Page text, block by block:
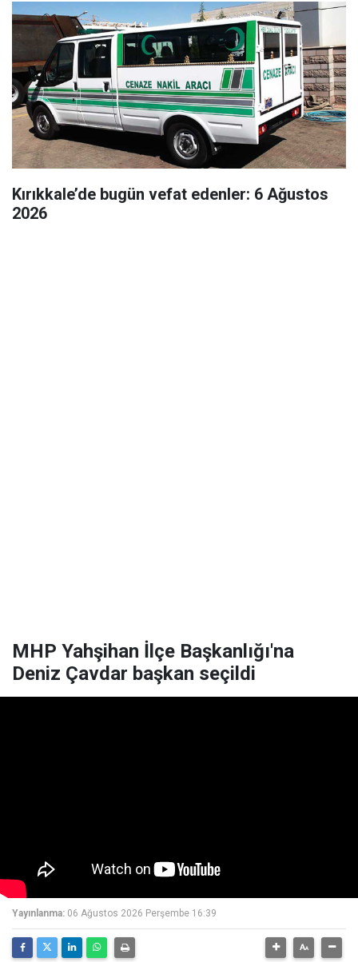
Kırıkkale’de bugün vefat edenler: 6 Ağustos
2026
MHP Yahşihan İlçe Başkanlığı'na
Deniz Çavdar başkan seçildi
Yayınlanma: 06 Ağustos 2026 Perşembe 16:39